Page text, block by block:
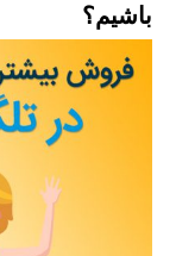
باشیم؟